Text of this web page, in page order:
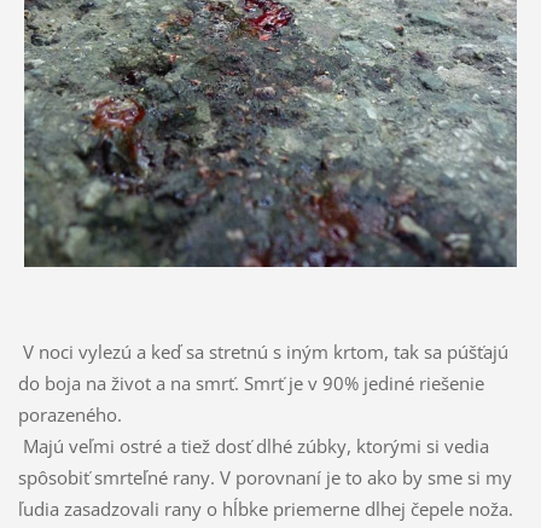
V noci vylezú a keď sa stretnú s iným krtom, tak sa púšťajú
do boja na život a na smrť. Smrť je v 90% jediné riešenie
porazeného.
Majú veľmi ostré a tiež dosť dlhé zúbky, ktorými si vedia
spôsobiť smrteľné rany. V porovnaní je to ako by sme si my
ľudia zasadzovali rany o hĺbke priemerne dlhej čepele noža.